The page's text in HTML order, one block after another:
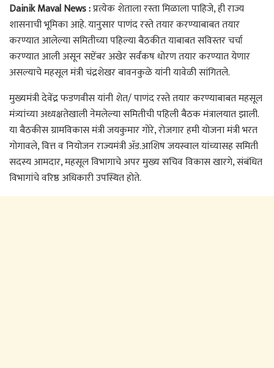
Dainik Maval News :प्रत्येक शेताला रस्ता मिळाला पाहिजे, ही राज्य
शासनाची भूमिका आहे. यानुसार पाणंद रस्ते तयार करण्याबाबत तयार
करण्यात आलेल्या समितीच्या पहिल्या बैठकीत याबाबत सविस्तर चर्चा
करण्यात आली असून सप्टेंबर अखेर सर्वंकष धोरण तयार करण्यात येणार
असल्याचे महसूल मंत्री चंद्रशेखर बावनकुळे यांनी यावेळी सांगितले.
मुख्यमंत्री देवेंद्र फडणवीस यांनी शेत/ पाणंद रस्ते तयार करण्याबाबत महसूल
मंत्र्यांच्या अध्यक्षतेखाली नेमलेल्या समितीची पहिली बैठक मंत्रालयात झाली.
या बैठकीस ग्रामविकास मंत्री जयकुमार गोरे, रोजगार हमी योजना मंत्री भरत
गोगावले, वित्त व नियोजन राज्यमंत्री ॲड.आशिष जयस्वाल यांच्यासह समिती
सदस्य आमदार, महसूल विभागाचे अपर मुख्य सचिव विकास खारगे, संबंधित
विभागांचे वरिष्ठ अधिकारी उपस्थित होते.